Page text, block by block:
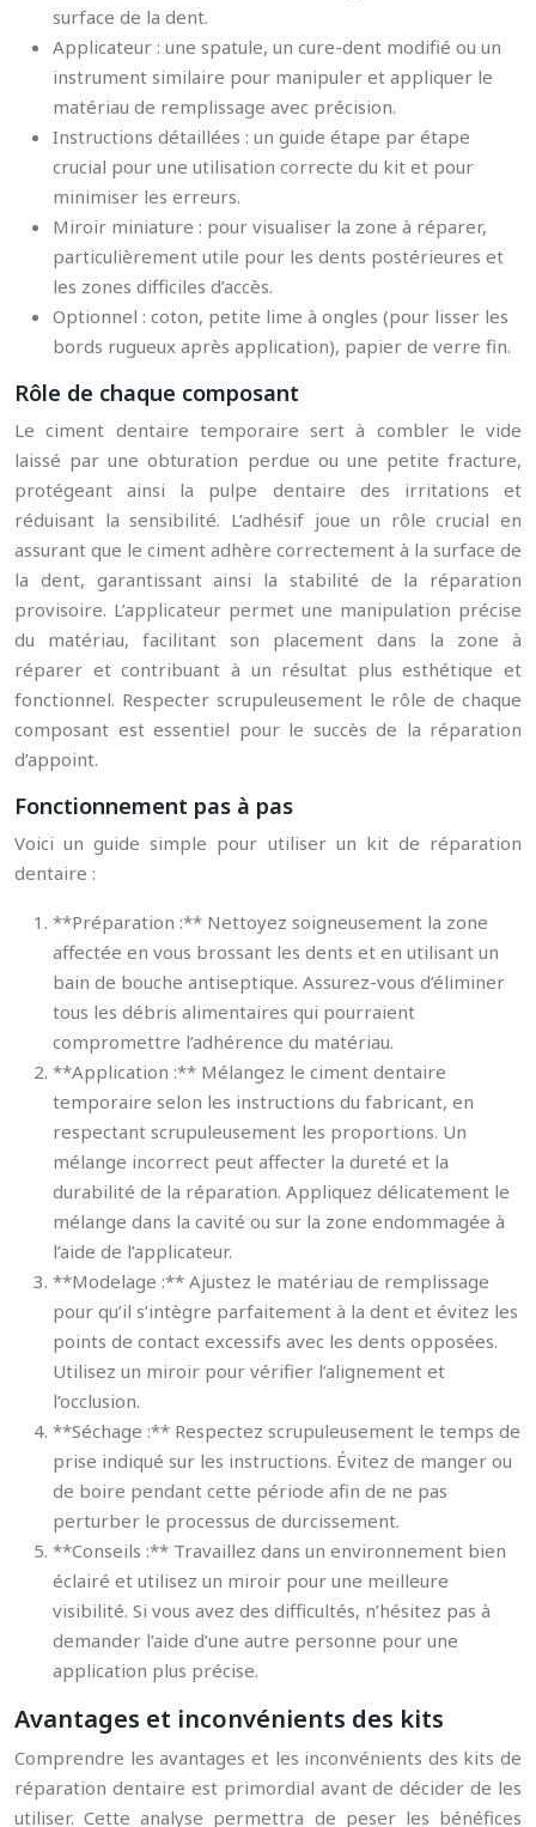
surface de la dent.
Applicateur : une spatule, un cure-dent modifié ou un
instrument similaire pour manipuler et appliquer le
matériau de remplissage avec précision.
Instructions détaillées : un guide étape par étape
crucial pour une utilisation correcte du kit et pour
minimiser les erreurs.
Miroir miniature : pour visualiser la zone à réparer,
particulièrement utile pour les dents postérieures et
les zones difficiles d’accès.
Optionnel : coton, petite lime à ongles (pour lisser les
bords rugueux après application), papier de verre fin.
Rôle de chaque composant
Le ciment dentaire temporaire sert à combler le vide
laissé par une obturation perdue ou une petite fracture,
protégeant ainsi la pulpe dentaire des irritations et
réduisant la sensibilité. L’adhésif joue un rôle crucial en
assurant que le ciment adhère correctement à la surface de
la dent, garantissant ainsi la stabilité de la réparation
provisoire. L’applicateur permet une manipulation précise
du matériau, facilitant son placement dans la zone à
réparer et contribuant à un résultat plus esthétique et
fonctionnel. Respecter scrupuleusement le rôle de chaque
composant est essentiel pour le succès de la réparation
d’appoint.
Fonctionnement pas à pas
Voici un guide simple pour utiliser un kit de réparation
dentaire :
**Préparation :** Nettoyez soigneusement la zone
affectée en vous brossant les dents et en utilisant un
bain de bouche antiseptique. Assurez-vous d’éliminer
tous les débris alimentaires qui pourraient
compromettre l’adhérence du matériau.
**Application :** Mélangez le ciment dentaire
temporaire selon les instructions du fabricant, en
respectant scrupuleusement les proportions. Un
mélange incorrect peut affecter la dureté et la
durabilité de la réparation. Appliquez délicatement le
mélange dans la cavité ou sur la zone endommagée à
l’aide de l’applicateur.
**Modelage :** Ajustez le matériau de remplissage
pour qu’il s’intègre parfaitement à la dent et évitez les
points de contact excessifs avec les dents opposées.
Utilisez un miroir pour vérifier l’alignement et
l’occlusion.
**Séchage :** Respectez scrupuleusement le temps de
prise indiqué sur les instructions. Évitez de manger ou
de boire pendant cette période afin de ne pas
perturber le processus de durcissement.
**Conseils :** Travaillez dans un environnement bien
éclairé et utilisez un miroir pour une meilleure
visibilité. Si vous avez des difficultés, n’hésitez pas à
demander l’aide d’une autre personne pour une
application plus précise.
Avantages et inconvénients des kits
Comprendre les avantages et les inconvénients des kits de
réparation dentaire est primordial avant de décider de les
utiliser. Cette analyse permettra de peser les bénéfices